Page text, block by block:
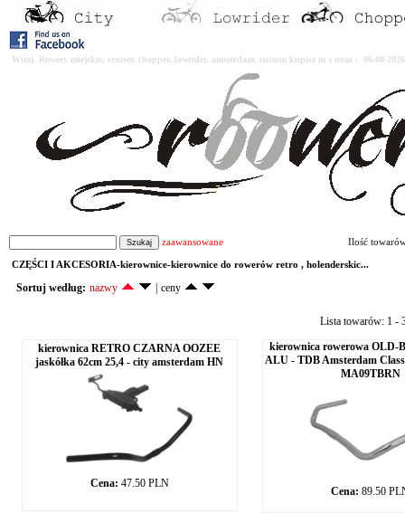
Witaj. Rowery miejskie, cruiser, chopper, lowrider, amsterdam, custom kupisz tu i teraz : 06-08-
zaawansowane Ilość
CZĘŚCI I AKCESORIA-kierownice-kierownice do rowerów retro , holenderskic...
Sortuj według: nazwy ceny
Lista towarów: 1 -
kierownica RETRO CZARNA OOZEE
jaskółka 62cm 25,4 - city amsterdam HN
Cena: 47.50 PLN
kierownica rowerowa OLD-
ALU - TDB Amsterdam
MA09TBRN
Cena: 89.50